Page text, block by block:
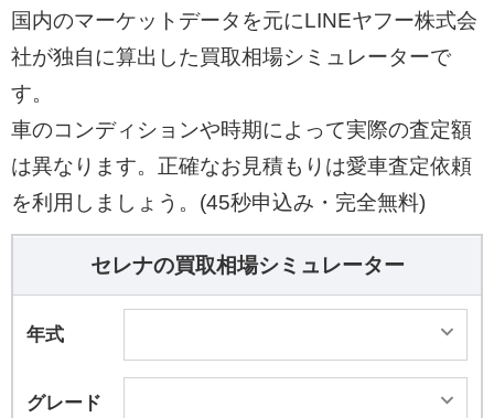
ピアンブルーや専用2トーン3種類を含めた、全7
色を設定した。 もう一方の「マルチベッド」は、
収納式のベッドシステムを備えることで、高い実
用性と快適な休憩のためのスペースを同時に確
保。またベッドマットの厚みを増して、より快適
な就寝を可能としている。「XV」、「ハイウェイ
スターV」、「e-POWER XV」、「e-POWER ハ
イウェイスターV」グレードに加えて、カスタム
カー「オーテック」をベース車としてラインナッ
プした。
国内のマーケットデータを元にLINEヤフー株式会
社が独自に算出した買取相場シミュレーターで
す。
車のコンディションや時期によって実際の査定額
は異なります。正確なお見積もりは愛車査定依頼
を利用しましょう。(45秒申込み・完全無料)
セレナの買取相場シミュレーター
年式
グレード